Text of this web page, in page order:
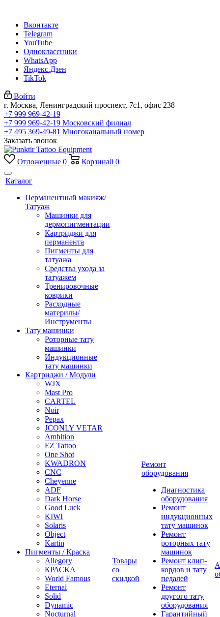
Вконтакте
Telegram
YouTube
Одноклассники
WhatsApp
Яндекс.Дзен
TikTok
Войти
г. Москва, Ленинградский проспект, 7с1, офис 238
+7 999 969-42-19
+7 999 969-42-19 Московский филиал
+7 495 369-49-81 Многоканальный номер
Заказать звонок
Отложенные 0 Корзина0 0
Каталог
Перманентный макияж/
Татуаж
Машинки для
дермопигментации
Картриджи для
перманента
Пигменты для
татуажа
Средства ухода за
татуажем
Тренировочные
коврики
Расходные
материлы/
Инструменты
Тату машинки
Роторные тату
машинки
Индукционные
тату машинки
Картриджи / Модули
WJX
Mast Pro
CARTEL
Noir
Pepax
JCONLY VETAR
Ambition
EZ Tattoo
One Shot
KWADRON
CNC
Cheyenne
ADF
Dark Horse
Good Luck
KIWI
Solaris
Object
Kartin
Пигменты / Краска
Allegory
КРАСКА
World Famous
Eternal
Solid
Dynamic
Nocturnal
Товары
со
скидкой
Ремонт
оборудования
Диагностика
оборудования
Ремонт
индукционных
тату машинок
Ремонт
роторных тату
машинок
Ремонт клип-
кордов и тату
педалей
Ремонт
другого тату
оборудования
Гарантийный